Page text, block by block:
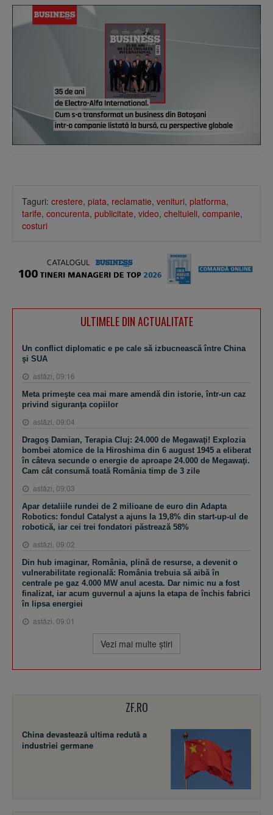
Taguri: crestere, piata, reclamatie, venituri, platforma,
tarife, concurenta, publicitate, video, cheltuieli, companie,
costuri
ULTIMELE DIN ACTUALITATE
Un conflict diplomatic e pe cale să izbucnească între China
şi SUA
astăzi, 09:16
Meta primeşte cea mai mare amendă din istorie, într-un caz
privind siguranţa copiilor
astăzi, 09:04
Dragoş Damian, Terapia Cluj: 24.000 de Megawaţi! Explozia
bombei atomice de la Hiroshima din 6 august 1945 a eliberat
în câteva secunde o energie de aproape 24.000 de Megawaţi.
Cam cât consumă toată România timp de 3 zile
astăzi, 09:03
Apar detaliile rundei de 2 milioane de euro din Adapta
Robotics: fondul Catalyst a ajuns la 19,8% din start-up-ul de
robotică, iar cei trei fondatori păstrează 58%
astăzi, 09:02
Din hub imaginar, România, plină de resurse, a devenit o
vulnerabilitate regională: România trebuia să aibă în
centrale pe gaz 4.000 MW anul acesta. Dar nimic nu a fost
finalizat, iar acum guvernul a ajuns la etapa de închis fabrici
în lipsa energiei
astăzi, 09:01
Vezi mai multe ştiri
ZF.RO
China devastează ultima redută a
industriei germane